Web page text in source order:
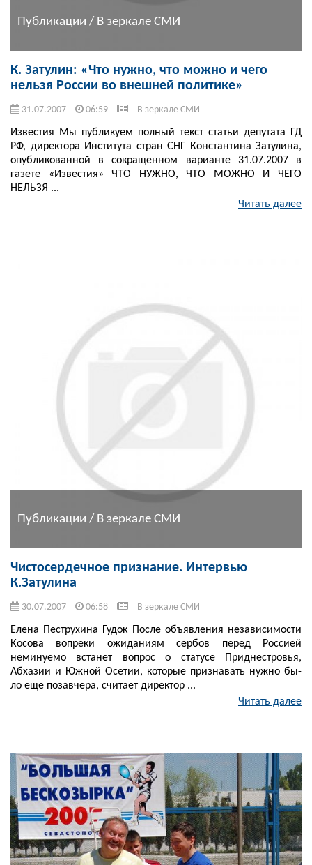
Публикации / В зеркале СМИ
К. Затулин: «Что нужно, что можно и чего
нельзя России во внешней политике»
31.07.2007 06:59 В зеркале СМИ
Известия Мы публикуем полный текст статьи депутата ГД
РФ, директора Института стран СНГ Константина Затулина,
опубликованной в сокращенном варианте 31.07.2007 в
газете «Известия» ЧТО НУЖНО, ЧТО МОЖНО И ЧЕГО
НЕЛЬЗЯ ...
Читать далее
Публикации / В зеркале СМИ
Чистосердечное признание. Интервью
К.Затулина
30.07.2007 06:58 В зеркале СМИ
Елена Пеструхина Гудок После объявления независимости
Косова вопреки ожиданиям сербов перед Россией
неминуемо встанет вопрос о статусе Приднестровья,
Абхазии и Южной Осетии, которые признавать нужно бы-
ло еще позавчера, считает директор ...
Читать далее